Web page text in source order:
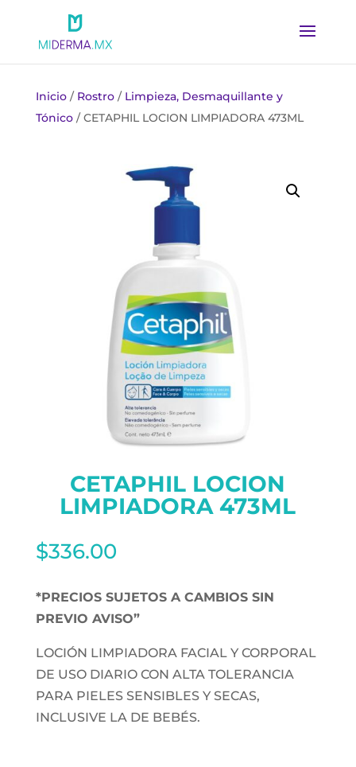
Inicio/ Rostro/ Limpieza, Desmaquillante y
Tónico/ CETAPHIL LOCION LIMPIADORA 473ML
CETAPHIL LOCION
LIMPIADORA 473ML
$336.00
*PRECIOS SUJETOS A CAMBIOS SIN
PREVIO AVISO”
LOCIÓN LIMPIADORA FACIAL Y CORPORAL
DE USO DIARIO CON ALTA TOLERANCIA
PARA PIELES SENSIBLES Y SECAS,
INCLUSIVE LA DE BEBÉS.